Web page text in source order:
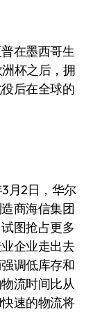
在墨西哥生
杯之后，拥
后在全球的
月2日，华尔
商海信集团
图抢占更多
企业走出去
调低库存和
流时间比从
速的物流将